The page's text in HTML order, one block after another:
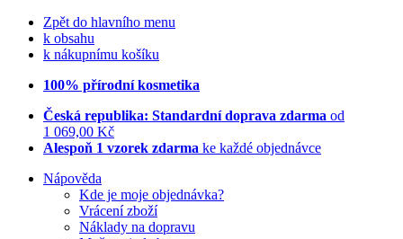
Zpět do hlavního menu
k obsahu
k nákupnímu košíku
100% přírodní kosmetika
Česká republika: Standardní doprava zdarma od
1 069,00 Kč
Alespoň 1 vzorek zdarma ke každé objednávce
Nápověda
Kde je moje objednávka?
Vrácení zboží
Náklady na dopravu